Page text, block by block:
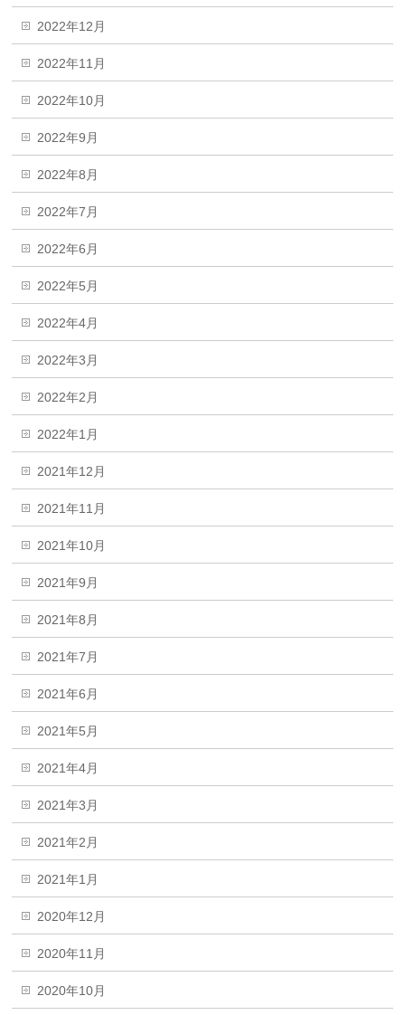
2022年12月
2022年11月
2022年10月
2022年9月
2022年8月
2022年7月
2022年6月
2022年5月
2022年4月
2022年3月
2022年2月
2022年1月
2021年12月
2021年11月
2021年10月
2021年9月
2021年8月
2021年7月
2021年6月
2021年5月
2021年4月
2021年3月
2021年2月
2021年1月
2020年12月
2020年11月
2020年10月